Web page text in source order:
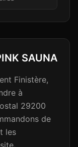
SAUNA
Finistère,
à
29200
de
les